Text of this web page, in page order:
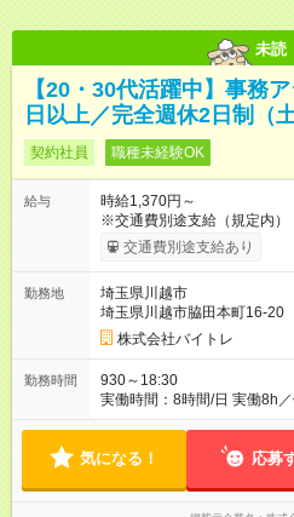
未読
【20・30代活躍中】事務
日以上／完全週休2日制（
契約社員 職種未経験OK
給与
時給1,370円～
※交通費別途支給（規定内） 【試用期間】試用期間あり 試用期
間の長さ：2ヶ月 雇用形態、
交通費別途支給あり
勤務地
埼玉県川越市
埼玉県川越市脇田本町16-20
株式会社バイトレ
勤務時間
930～18:30
実働時間：8時間/日 実働8h
気になる！ 応募